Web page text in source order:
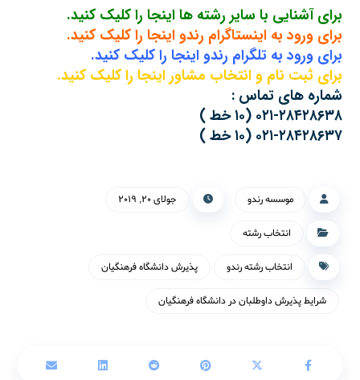
برای آشنایی با سایر رشته ها اینجا را کلیک کنید.
برای ورود به اینستاگرام رندو اینجا را کلیک کنید.
برای ورود به تلگرام رندو اینجا را کلیک کنید.
برای ثبت نام و انتخاب مشاور اینجا را کلیک کنید.
شماره های تماس :
۰۲۱-۲۸۴۲۸۶۳۸ (۱۰ خط )
۰۲۱-۲۸۴۲۸۶۳۷ (۱۰ خط )
موسسه رندو جولای ۲۰, ۲۰۱۹
انتخاب رشته
انتخاب رشته رندو پذیرش دانشگاه فرهنگیان
شرایط پذیرش داوطلبان در دانشگاه فرهنگیان